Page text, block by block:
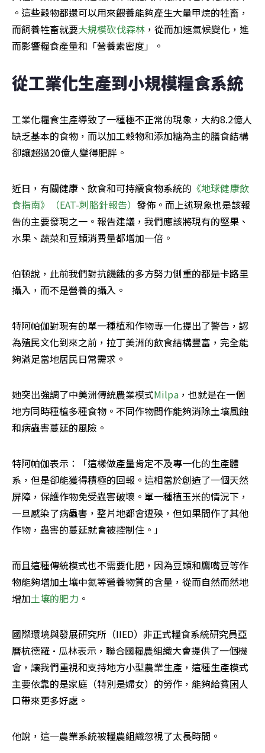
。這些穀物都還可以用來餵養能夠產生大量甲烷的牲畜，
而飼養牲畜就要大規模砍伐森林 ，從而加速氣候變化，進
而影響糧食產量和「營養素密度」。
從工業化生產到小規模糧食系統
工業化糧食生產導致了一種極不正常的現象，大約8.2億人
缺乏基本的食物，而以加工穀物和添加糖為主的膳食結構
卻讓超過20億人變得肥胖。
近日，有關健康、飲食和可持續食物系統的 《地球健康飲
食指南》（EAT-刺胳針報告）發佈。而上述現象也是該報
告的主要發現之一。報告建議，我們應該將現有的堅果、
水果、蔬菜和豆類消費量都增加一倍。
伯頓說，此前我們對抗饑餓的多方努力側重的都是卡路里
攝入，而不是營養的攝入。
特阿帕伽對現有的單一種植和作物專一化提出了警告，認
為殖民文化到來之前，拉丁美洲的飲食結構豐富，完全能
夠滿足當地居民日常需求。
她突出強調了中美洲傳統農業模式Milpa，也就是在一個
地方同時種植多種食物。不同作物間作能夠消除土壤風蝕
和病蟲害蔓延的風險。
特阿帕伽表示：「這樣做產量肯定不及專一化的生產體
系，但是卻能獲得積極的回報。這相當於創造了一個天然
屏障，保護作物免受蟲害破壞。單一種植玉米的情況下，
一旦感染了病蟲害，整片地都會遭殃，但如果間作了其他
作物，蟲害的蔓延就會被控制住。」
而且這種傳統模式也不需要化肥，因為豆類和鷹嘴豆等作
物能夠增加土壤中氮等營養物質的含量，從而自然而然地
增加土壤的肥力 。
國際環境與發展研究所（IIED）非正式糧食系統研究員亞
曆杭德羅·瓜林表示，聯合國糧農組織大會提供了一個機
會，讓我們重視和支持地方小型農業生產，這種生產模式
主要依靠的是家庭（特別是婦女）的勞作，能夠給貧困人
口帶來更多好處。
他說，這一農業系統被糧農組織忽視了太長時間。